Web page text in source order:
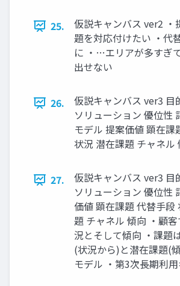
25.
仮説キャンバス ver2 ・
題を対応付けたい ・代
に ・…エリアが多すぎ
出せない
26.
仮説キャンバス ver3 ⽬
ソリューション 優位性
モデル 提案価値 顕在課
状況 潜在課題 チャネル
27.
仮説キャンバス ver3 ⽬
ソリューション 優位性
価値 顕在課題 代替⼿段
題 チャネル 傾向 ・顧
況とそして傾向 ・課題
(状況から)と潜在課題(
モデル ・第3次⻑期利